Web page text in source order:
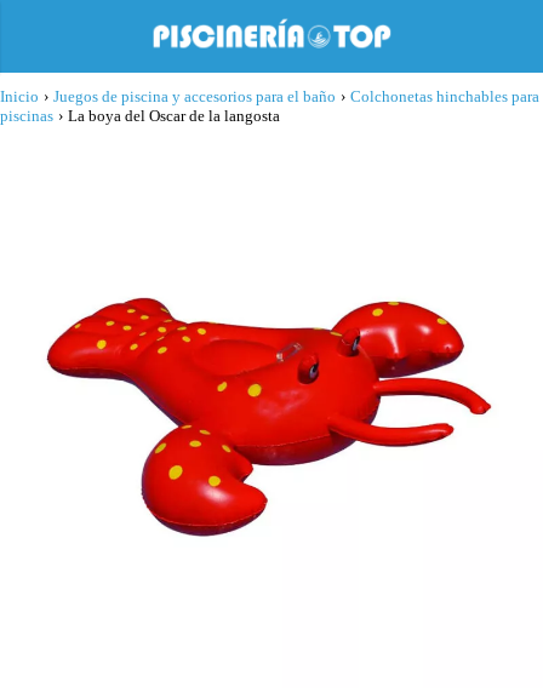
Inicio › Juegos de piscina y accesorios para el baño › Colchonetas hinchables para
piscinas › La boya del Oscar de la langosta